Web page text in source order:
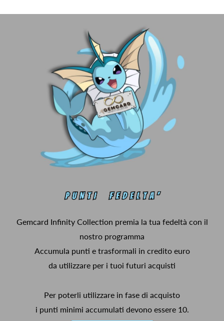
Gemcard Infinity Collection premia la tua fedeltà con il
nostro programma
Accumula punti e trasformali in credito euro
da utilizzare per i tuoi futuri acquisti
Per poterli utilizzare in fase di acquisto
i punti minimi accumulati devono essere 10.